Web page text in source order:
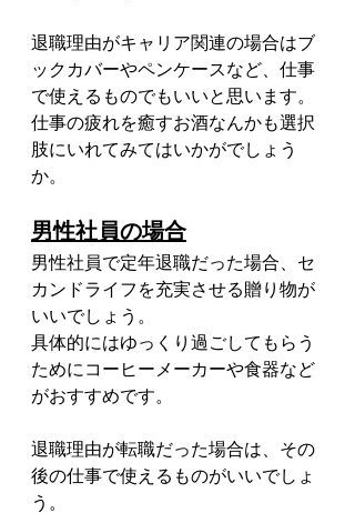
退職理由がキャリア関連の場合はブ
ックカバーやペンケースなど、仕事
で使えるものでもいいと思います。
仕事の疲れを癒すお酒なんかも選択
肢にいれてみてはいかがでしょう
か。
男性社員の場合
男性社員で定年退職だった場合、セ
カンドライフを充実させる贈り物が
いいでしょう。
具体的にはゆっくり過ごしてもらう
ためにコーヒーメーカーや食器など
がおすすめです。
退職理由が転職だった場合は、その
後の仕事で使えるものがいいでしょ
う。